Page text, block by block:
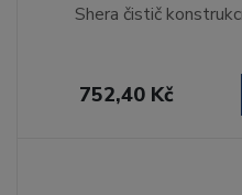
Shera čistič
752,40 Kč